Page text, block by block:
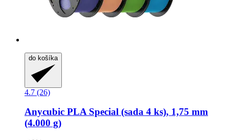
do košíka
4.7 (26)
Anycubic PLA Special (sada 4 ks), 1,75 mm
(4.000 g)